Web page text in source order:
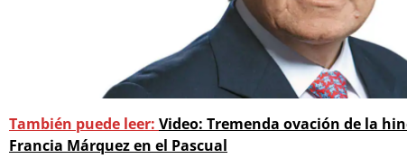
También puede leer: Video: Tremenda ovación de la
Francia Márquez en el Pascual